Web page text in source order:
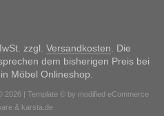
zzgl. Versandkosten. Die
dem bisherigen Preis bei
Möbel Onlineshop.
| Template © by modified eCommerce
& karsta.de